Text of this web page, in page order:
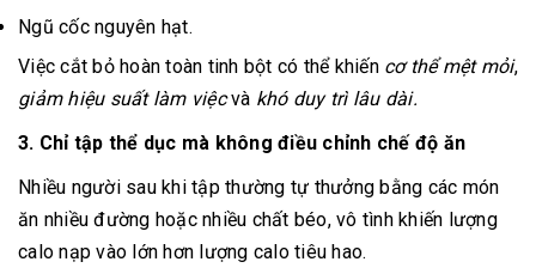
Ngũ cốc nguyên hạt.
Việc cắt bỏ hoàn toàn tinh bột có thể khiến cơ thể mệt mỏi,
giảm hiệu suất làm việcvà khó duy trì lâu dài.
3. Chỉ tập thể dục mà không điều chỉnh chế độ ăn
Nhiều người sau khi tập thường tự thưởng bằng các món
ăn nhiều đường hoặc nhiều chất béo, vô tình khiến lượng
calo nạp vào lớn hơn lượng calo tiêu hao.